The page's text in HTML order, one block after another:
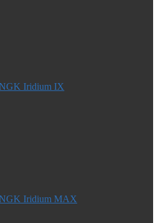
Iridium IX
Iridium MAX